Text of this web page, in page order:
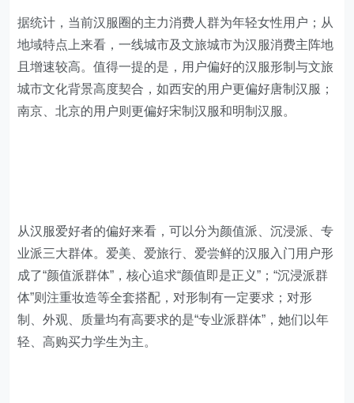
据统计，当前汉服圈的主力消费人群为年轻女性用户；从
地域特点上来看，一线城市及文旅城市为汉服消费主阵地
且增速较高。值得一提的是，用户偏好的汉服形制与文旅
城市文化背景高度契合，如西安的用户更偏好唐制汉服；
南京、北京的用户则更偏好宋制汉服和明制汉服。
从汉服爱好者的偏好来看，可以分为颜值派、沉浸派、专
业派三大群体。爱美、爱旅行、爱尝鲜的汉服入门用户形
成了“颜值派群体”，核心追求“颜值即是正义”；“沉浸派群
体”则注重妆造等全套搭配，对形制有一定要求；对形
制、外观、质量均有高要求的是“专业派群体”，她们以年
轻、高购买力学生为主。